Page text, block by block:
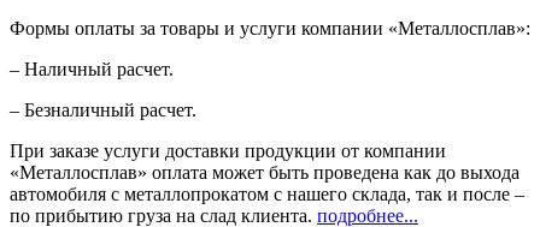
Формы оплаты за товары и услуги компании «Металлосплав»:
– Наличный расчет.
– Безналичный расчет.
При заказе услуги доставки продукции от компании
«Металлосплав» оплата может быть проведена как до выхода
автомобиля с металлопрокатом с нашего склада, так и после –
по прибытию груза на слад клиента. подробнее...